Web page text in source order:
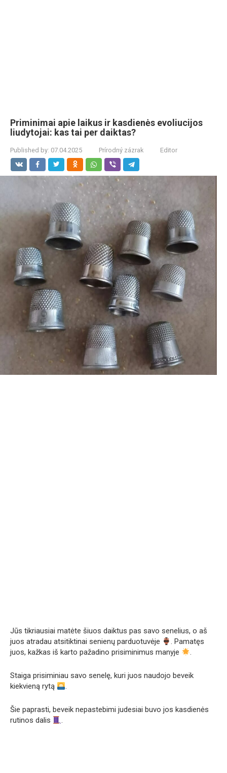
Priminimai apie laikus ir kasdienės evoliucijos
liudytojai: kas tai per daiktas?
Published by: 07.04.2025 Prírodný zázrak Editor
Jūs tikriausiai matėte šiuos daiktus pas savo senelius, o aš
juos atradau atsitiktinai senienų parduotuvėje
. Pamatęs
juos, kažkas iš karto pažadino prisiminimus manyje
.
Staiga prisiminiau savo senelę, kuri juos naudojo beveik
kiekvieną rytą
.
Šie paprasti, beveik nepastebimi judesiai buvo jos kasdienės
rutinos dalis
.